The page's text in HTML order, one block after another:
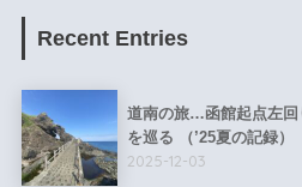
Recent Entries
道南の旅…函館起点左回
を巡る （’25夏の記録）
2025-12-03